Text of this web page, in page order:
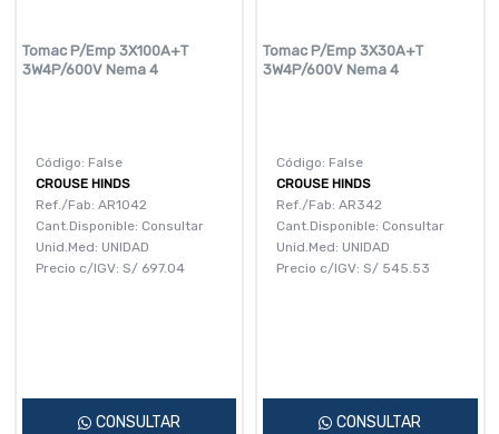
Tomac P/Emp 3X100A+T
3W4P/600V Nema 4
Código: False
CROUSE HINDS
Ref./Fab: AR1042
Cant.Disponible: Consultar
Unid.Med: UNIDAD
Precio c/IGV: S/ 697.04
CONSULTAR
Tomac P/Emp 3X30A+T
3W4P/600V Nema 4
Código: False
CROUSE HINDS
Ref./Fab: AR342
Cant.Disponible: Consultar
Unid.Med: UNIDAD
Precio c/IGV: S/ 545.53
CONSULTAR